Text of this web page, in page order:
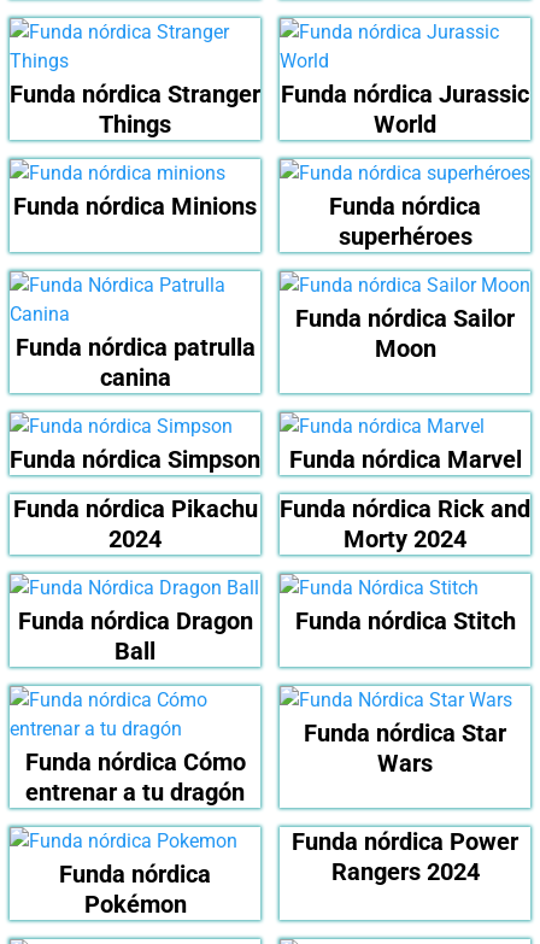
Funda nórdica Stranger
Things
Funda nórdica Jurassic
World
Funda nórdica Minions
Funda nórdica
superhéroes
Funda nórdica patrulla
canina
Funda nórdica Sailor
Moon
Funda nórdica Simpson
Funda nórdica Marvel
Funda nórdica Pikachu
2024
Funda nórdica Rick and
Morty 2024
Funda nórdica Dragon
Ball
Funda nórdica Stitch
Funda nórdica Cómo
entrenar a tu dragón
Funda nórdica Star
Wars
Funda nórdica
Pokémon
Funda nórdica Power
Rangers 2024